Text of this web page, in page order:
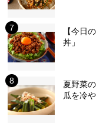
【今日
丼」
夏野菜
瓜を冷